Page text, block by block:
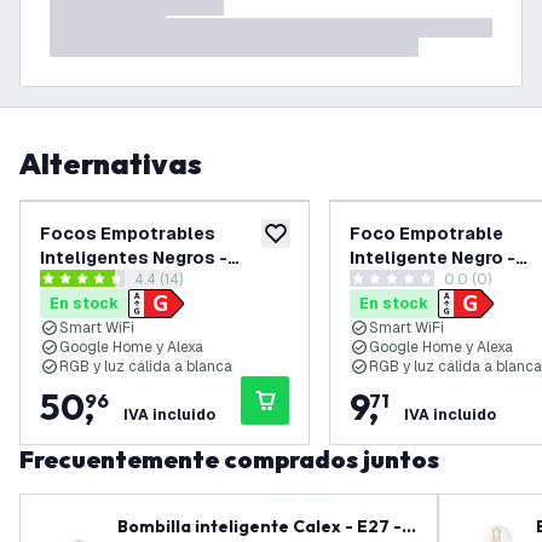
Alternativas
añadir a lista de deseos
Focos Empotrables
Inteligentes Negros -
Amsterdam - Regulable -
RGB+CCT - Pack de 6
abrir el panel de reseñas
4.4 estrellas de puntuación
4.4 (14)
En stock
Smart WiFi
Google Home y Alexa
RGB y luz cálida a blanca
50,
96
IVA incluido
Foco Empotrable
Inteligente Negro -
Amsterdam -
RGB+CCT
0 estrellas de puntuación
0.0 (0)
En stock
Smart WiFi
Google Home y Alexa
RGB y luz cálida a blanca
9,
71
IVA incluido
Frecuentemente comprados juntos
Bombilla inteligente Calex - E27 -